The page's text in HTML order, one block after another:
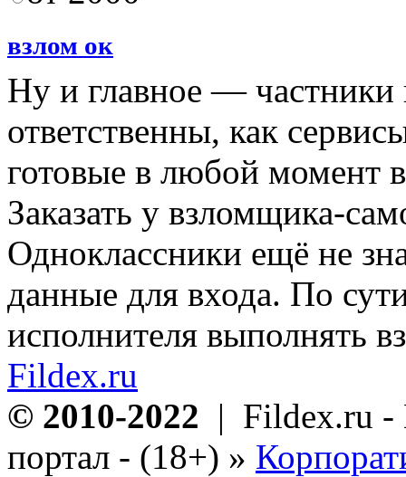
взлом ок
Ну и главное — частники
ответственны, как
готовые в любой момент
Заказать у взломщика-
Одноклассники ещё не
данные для входа. По
исполнителя выполнять
Fildex.ru
© 2010-2022 | Fildex.ru -
портал - (18+) »